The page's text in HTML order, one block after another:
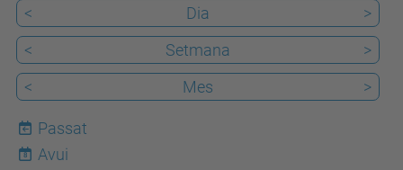
< Dia
>
<
Setmana
>
<
Mes >
Passat
8
Avui